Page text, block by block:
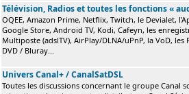
Télévision, Radios et toutes les fonctions «
OQEE, Amazon Prime, Netflix, Twitch, le Devialet,
Google Store, Android TV, Kodi, Cafeyn, les
Multiposte (adslTV), AirPlay/DLNA/uPnP, la VoD,
DVD / Bluray...
Univers Canal+ / CanalSatDSL
Toutes les discussions concernant le groupe Canal